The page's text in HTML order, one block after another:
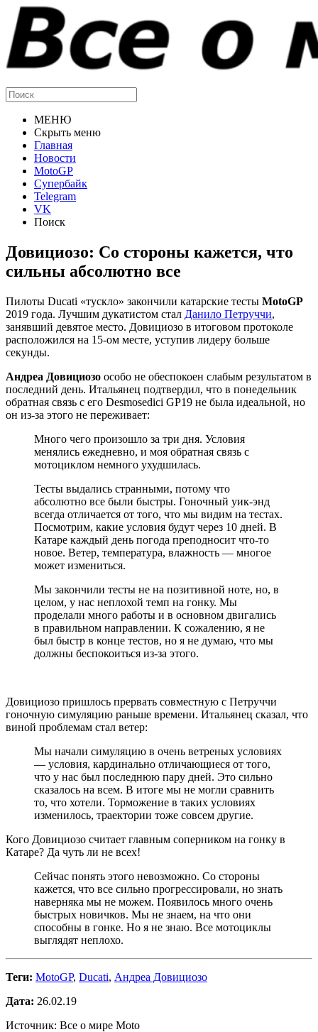
МЕНЮ
Скрыть меню
Главная
Новости
MotoGP
Супербайк
Telegram
VK
Поиск
Довициозо: Со стороны кажется, что
сильны абсолютно все
Пилоты Ducati «тускло» закончили катарские тесты MotoGP
2019 года. Лучшим дукатистом стал Данило Петруччи,
занявший девятое место. Довициозо в итоговом протоколе
расположился на 15-ом месте, уступив лидеру больше
секунды.
Андреа Довициозо особо не обеспокоен слабым результатом в
последний день. Итальянец подтвердил, что в понедельник
обратная связь с его Desmosedici GP19 не была идеальной, но
он из-за этого не переживает:
Много чего произошло за три дня. Условия
менялись ежедневно, и моя обратная связь с
мотоциклом немного ухудшилась.
Тесты выдались странными, потому что
абсолютно все были быстры. Гоночный уик-энд
всегда отличается от того, что мы видим на тестах.
Посмотрим, какие условия будут через 10 дней. В
Катаре каждый день погода преподносит что-то
новое. Ветер, температура, влажность — многое
может измениться.
Мы закончили тесты не на позитивной ноте, но, в
целом, у нас неплохой темп на гонку. Мы
проделали много работы и в основном двигались
в правильном направлении. К сожалению, я не
был быстр в конце тестов, но я не думаю, что мы
должны беспокоиться из-за этого.
Довициозо пришлось прервать совместную с Петруччи
гоночную симуляцию раньше времени. Итальянец сказал, что
виной проблемам стал ветер:
Мы начали симуляцию в очень ветреных условиях
— условия, кардинально отличающиеся от того,
что у нас был последнюю пару дней. Это сильно
сказалось на всем. В итоге мы не могли сравнить
то, что хотели. Торможение в таких условиях
изменилось, траектории тоже совсем другие.
Кого Довициозо считает главным соперником на гонку в
Катаре? Да чуть ли не всех!
Сейчас понять этого невозможно. Со стороны
кажется, что все сильно прогрессировали, но знать
наверняка мы не можем. Появилось много очень
быстрых новичков. Мы не знаем, на что они
способны в гонке. Но я не знаю. Все мотоциклы
выглядят неплохо.
Теги: MotoGP, Ducati, Андреа Довициозо
Дата: 26.02.19
Источник: Все о мире Moto